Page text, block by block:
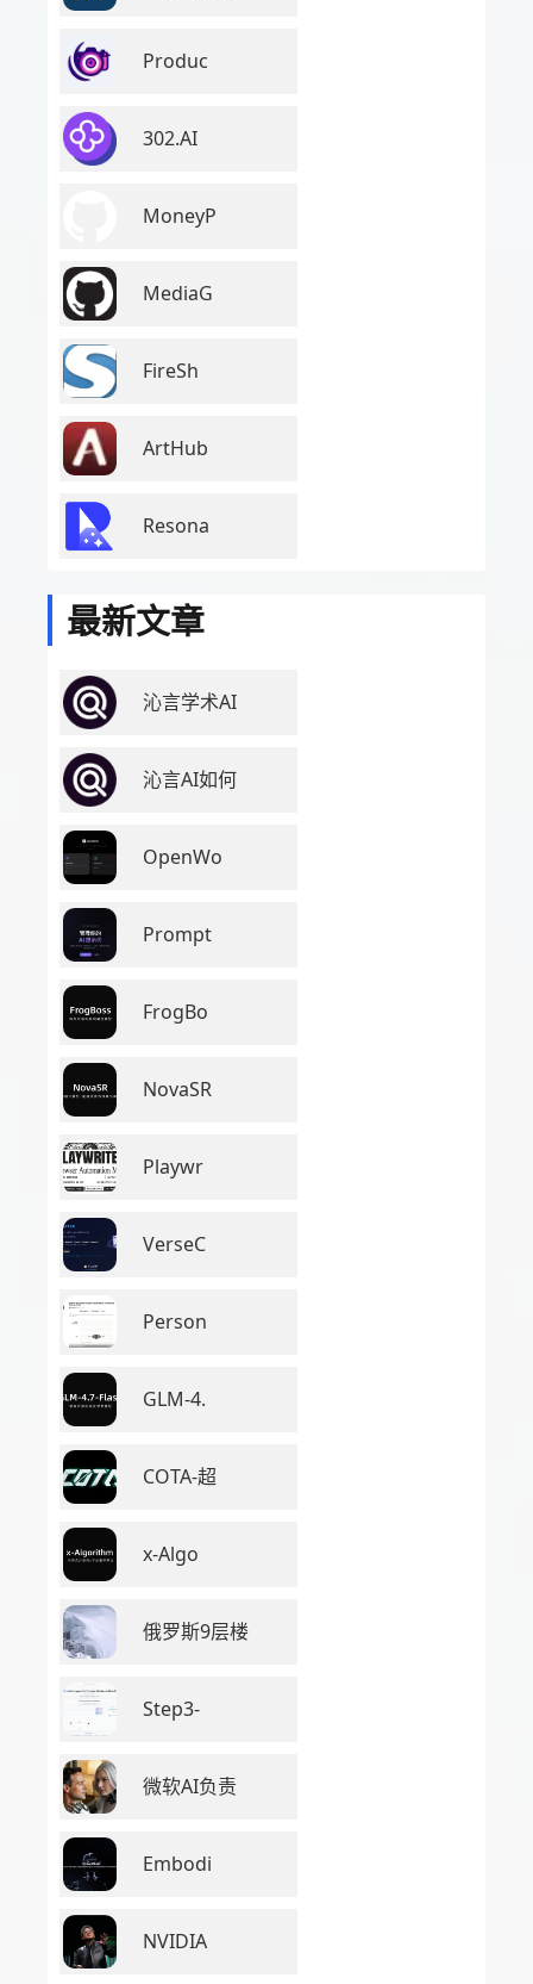
Produc
302.AI
MoneyP
MediaG
FireSh
ArtHub
Resona
最新文章
沁言学术AI
沁言AI如何
OpenWo
Prompt
FrogBo
NovaSR
Playwr
VerseC
Person
GLM-4.
COTA-超
x-Algo
俄罗斯9层楼
Step3-
微软AI负责
Embodi
NVIDIA